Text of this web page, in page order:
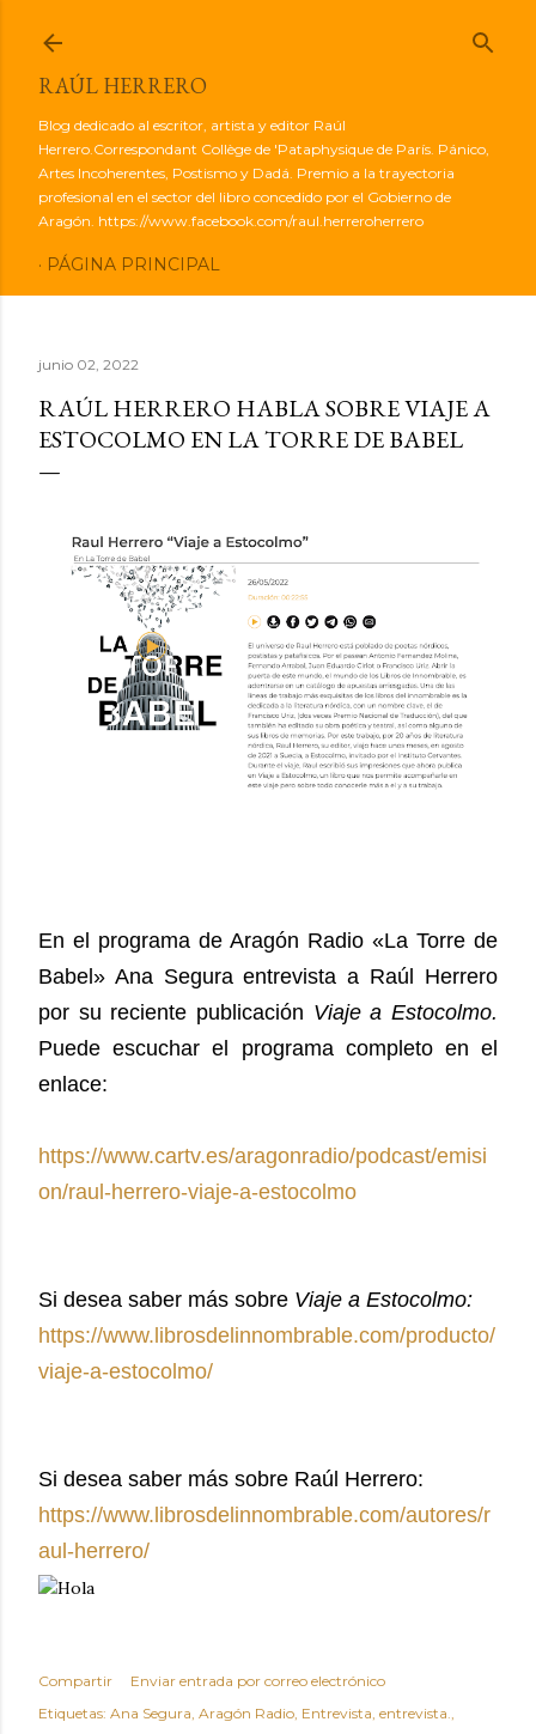
RAÚL HERRERO
Blog dedicado al escritor, artista y editor Raúl
Herrero.Correspondant Collège de 'Pataphysique de París. Pánico,
Artes Incoherentes, Postismo y Dadá. Premio a la trayectoria
profesional en el sector del libro concedido por el Gobierno de
Aragón. https://www.facebook.com/raul.herreroherrero
PÁGINA PRINCIPAL
junio 02, 2022
RAÚL HERRERO HABLA SOBRE VIAJE A
ESTOCOLMO EN LA TORRE DE BABEL
En el programa de Aragón Radio «La Torre de
Babel» Ana Segura entrevista a Raúl Herrero
por su reciente publicación Viaje a Estocolmo.
Puede escuchar el programa completo en el
enlace:
https://www.cartv.es/aragonradio/podcast/emisi
on/raul-herrero-viaje-a-estocolmo
Si desea saber más sobre Viaje a Estocolmo:
https://www.librosdelinnombrable.com/producto/
viaje-a-estocolmo/
Si desea saber más sobre Raúl Herrero:
https://www.librosdelinnombrable.com/autores/r
aul-herrero/
Compartir
Enviar entrada por correo electrónico
Etiquetas: Ana Segura Aragón Radio Entrevista entrevista.